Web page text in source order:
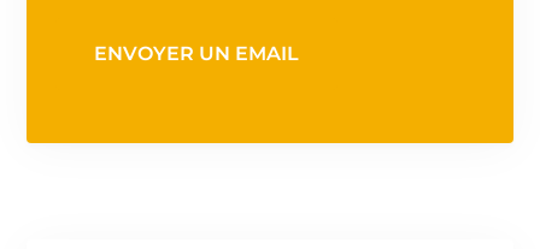
ENVOYER UN EMAIL